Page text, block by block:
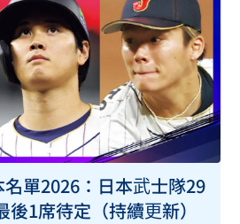
單2026：日本武士隊29
後1席待定（持續更新）